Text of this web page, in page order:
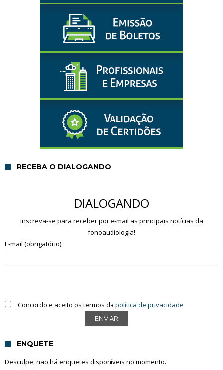
RECEBA O DIALOGANDO
DIALOGANDO
Inscreva-se para receber por e-mail as principais notícias da
fonoaudiologia!
E-mail (obrigatório)
Concordo e aceito os termos da política de privacidade
ENQUETE
Desculpe, não há enquetes disponíveis no momento.